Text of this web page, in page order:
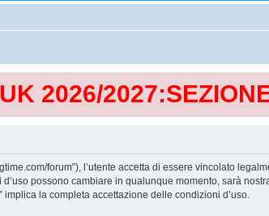
2026/
forum”), l’utente accetta di essere vincolato
possono cambiare in qualunque momento, sarà
la completa accettazione delle condizioni d’uso.